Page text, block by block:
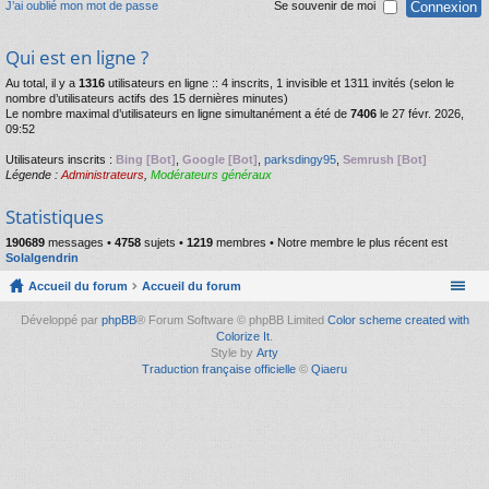
J’ai oublié mon mot de passe Se souvenir de moi
Qui est en ligne ?
Au total, il y a 1316 utilisateurs en ligne :: 4 inscrits, 1 invisible et 1311 invités (selon le
nombre d’utilisateurs actifs des 15 dernières minutes)
Le nombre maximal d’utilisateurs en ligne simultanément a été de 7406 le 27 févr. 2026,
09:52
Utilisateurs inscrits : Bing [Bot] Google [Bot] parksdingy95 Semrush [Bot]
Légende : Administrateurs Modérateurs généraux
Statistiques
190689 messages • 4758 sujets • 1219 membres • Notre membre le plus récent est
Solalgendrin
Accueil du forum Accueil du forum
Développé par phpBB® Forum Software © phpBB Limited Color scheme created with
Colorize It.
Style by Arty
Traduction française officielle © Qiaeru